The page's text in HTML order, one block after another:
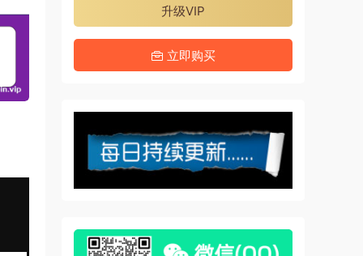
升级VIP
立即购买